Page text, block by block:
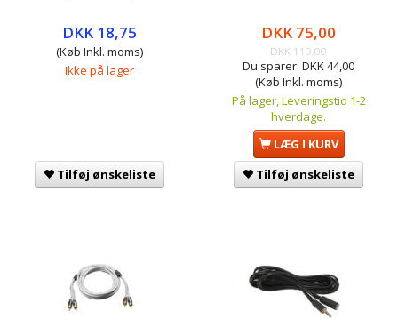
DKK 18,75
(Køb Inkl. moms)
Ikke på lager
Tilføj ønskeliste
DKK 75,00
DKK 119,00
Du sparer: DKK 44,00
(Køb Inkl. moms)
På lager, Leveringstid 1-2
hverdage.
LÆG I KURV
Tilføj ønskeliste